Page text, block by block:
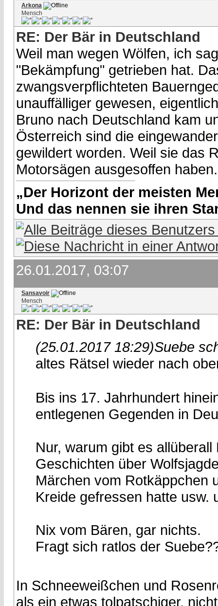
Arkona
Mensch
RE: Der Bär in Deutschland
Weil man wegen Wölfen, ich
"Bekämpfung" getrieben hat.
zwangsverpflichteten
unauffälliger gewesen,
Bruno nach Deutschland kam
Österreich sind die
gewildert worden. Weil sie das
Motorsägen ausgesoffen
„Der Horizont der meisten
Und das nennen sie ihren
26.01.2017, 03:07
Sansavoir
Mensch
RE: Der Bär in Deutschland
(25.01.2017 18:29)Suebe
altes Rätsel wieder nach
Bis ins 17. Jahrhundert
entlegenen Gegenden in
Nur, warum gibt es
Geschichten über
Märchen vom Rotkäppchen
Kreide gefressen hatte usw.
Nix vom Bären, gar nichts.
Fragt sich ratlos der
In Schneeweißchen und
als ein etwas tolpatschiger,